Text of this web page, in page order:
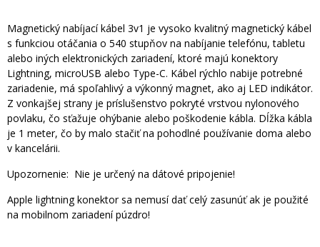
Magnetický nabíjací kábel 3v1 je vysoko kvalitný magnetický kábel
s funkciou otáčania o 540 stupňov na nabíjanie telefónu, tabletu
alebo iných elektronických zariadení, ktoré majú konektory
Lightning, microUSB alebo Type-C. Kábel rýchlo nabije potrebné
zariadenie, má spoľahlivý a výkonný magnet, ako aj LED indikátor.
Z vonkajšej strany je príslušenstvo pokryté vrstvou nylonového
povlaku, čo sťažuje ohýbanie alebo poškodenie kábla. Dĺžka kábla
je 1 meter, čo by malo stačiť na pohodlné používanie doma alebo
v kancelárii.
Upozornenie: Nie je určený na dátové pripojenie!
Apple lightning konektor sa nemusí dať celý zasunúť ak je použité
na mobilnom zariadení púzdro!